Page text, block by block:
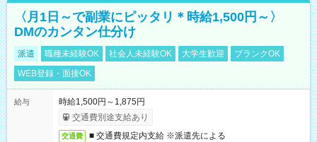
〈月1日～で副業にピッタリ＊時給1,500円～〉
DMのカンタン仕分け
派遣 職種未経験OK 社会人未経験OK 大学生歓迎
ブランクOK
WEB登録・面接OK
給与
時給1,500円～1,875円
交通費別途支給あり
交通費 ■ 交通費規定内支給 ※派遣先による